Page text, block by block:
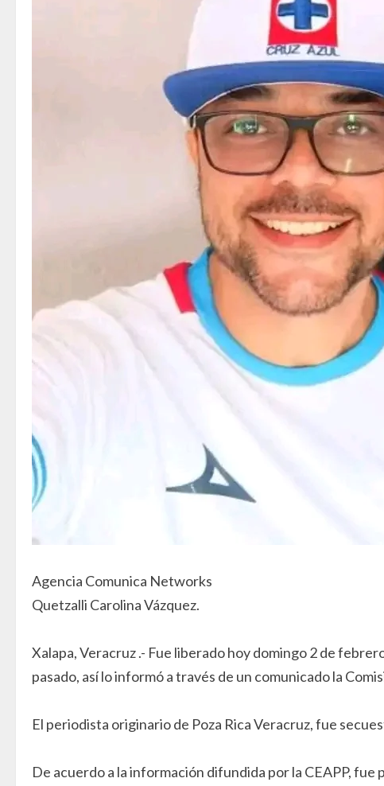
Agencia Comunica Networks
Quetzalli Carolina Vázquez.
Xalapa, Veracruz .- Fue liberado hoy domingo 2 de
pasado, así lo informó a través de un comunicado la
El periodista originario de Poza Rica Veracruz, fue
De acuerdo a la información difundida por la CEAPP,